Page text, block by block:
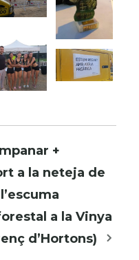
+
a la neteja de
a la Vinya
d’Hortons)